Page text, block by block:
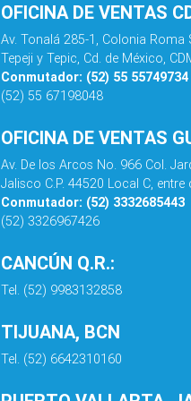
OFICINA DE VENTAS
Av. Tonalá 285-1, Colonia Roma
Tepeji y Tepic, Cd. de México,
Conmutador: (52) 55 55749734
(52) 55 67198048
OFICINA DE VENTAS
Av. De los Arcos No. 966 Col.
Jalisco C.P. 44520 Local C,
Conmutador: (52) 3332685443
(52) 3326967426
CANCÚN Q.R.:
Tel. (52) 9983132858
TIJUANA, BCN
Tel. (52) 6642310160